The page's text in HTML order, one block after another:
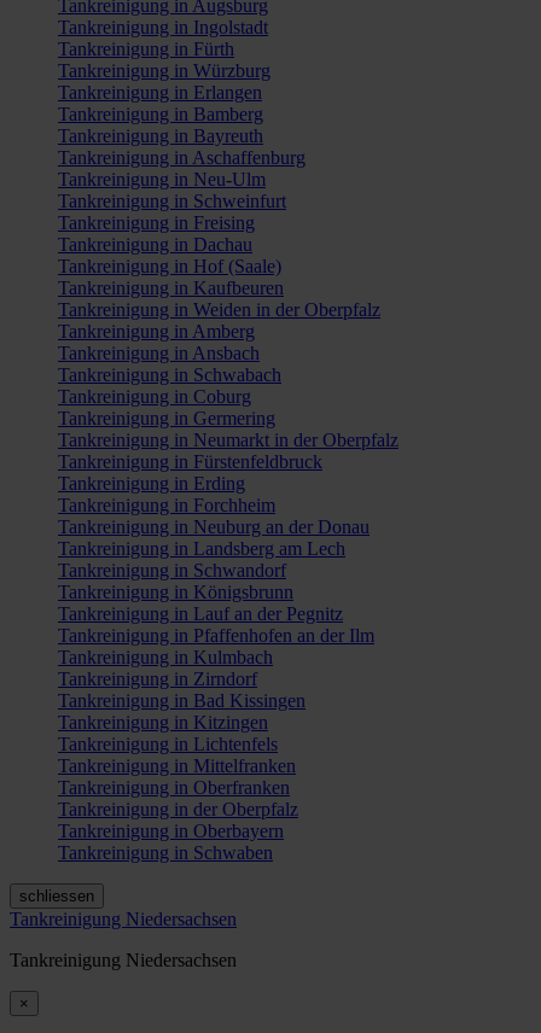
Tankreinigung in Augsburg
Tankreinigung in Ingolstadt
Tankreinigung in Fürth
Tankreinigung in Würzburg
Tankreinigung in Erlangen
Tankreinigung in Bamberg
Tankreinigung in Bayreuth
Tankreinigung in Aschaffenburg
Tankreinigung in Neu-Ulm
Tankreinigung in Schweinfurt
Tankreinigung in Freising
Tankreinigung in Dachau
Tankreinigung in Hof (Saale)
Tankreinigung in Kaufbeuren
Tankreinigung in Weiden in der Oberpfalz
Tankreinigung in Amberg
Tankreinigung in Ansbach
Tankreinigung in Schwabach
Tankreinigung in Coburg
Tankreinigung in Germering
Tankreinigung in Neumarkt in der Oberpfalz
Tankreinigung in Fürstenfeldbruck
Tankreinigung in Erding
Tankreinigung in Forchheim
Tankreinigung in Neuburg an der Donau
Tankreinigung in Landsberg am Lech
Tankreinigung in Schwandorf
Tankreinigung in Königsbrunn
Tankreinigung in Lauf an der Pegnitz
Tankreinigung in Pfaffenhofen an der Ilm
Tankreinigung in Kulmbach
Tankreinigung in Zirndorf
Tankreinigung in Bad Kissingen
Tankreinigung in Kitzingen
Tankreinigung in Lichtenfels
Tankreinigung in Mittelfranken
Tankreinigung in Oberfranken
Tankreinigung in der Oberpfalz
Tankreinigung in Oberbayern
Tankreinigung in Schwaben
schliessen
Tankreinigung Niedersachsen
Tankreinigung Niedersachsen
×